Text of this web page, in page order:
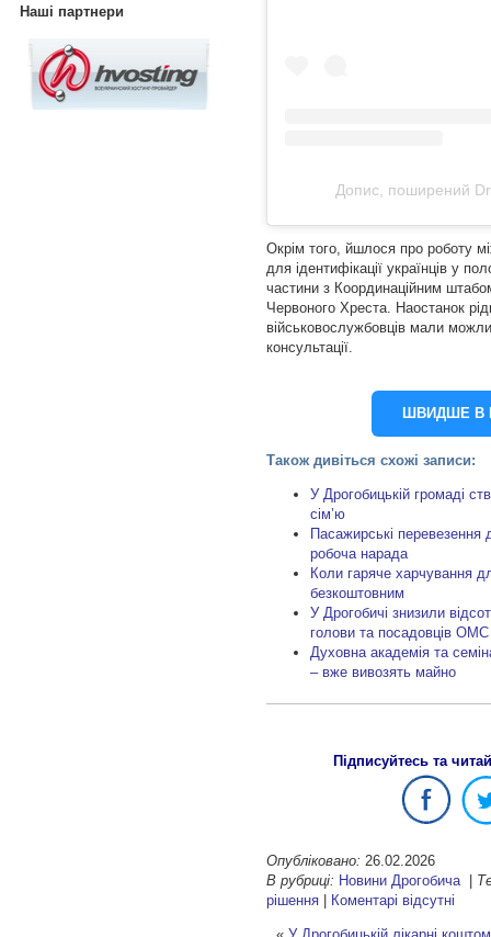
Наші партнери
Допис, поширений
Окрім того, йшлося про роботу
для ідентифікації українців у
частини з Координаційним
Червоного Хреста. Наостанок
військовослужбовців мали
консультації.
ШВИДШЕ В
Також дивіться схожі записи:
У Дрогобицькій громаді
сім’ю
Пасажирські перевезення
робоча нарада
Коли гаряче харчування
безкоштовним
У Дрогобичі знизили
голови та посадовців ОМС
Духовна академія та
– вже вивозять майно
Підписуйтесь та
Опубліковано: 26.02.2026
В рубриці: Новини Дрогобича|
рішення| Коментарі відсутні